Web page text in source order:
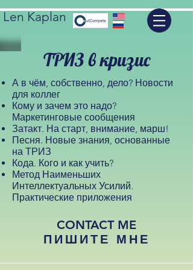
Len Kaplan
ТРИЗ в кризис
А в чём, собственно, дело? Новости
для коллег
Кому и зачем это надо?
Маркетинговые сообщения
Затакт. На старт, внимание, марш!
Песня. Новые знания, основанные
на ТРИЗ
Кода. Кого и как учить?
Метод Наименьших
Интеллектуальных Усилий.
Практические приложения
CONTACT ME
ПИШИТЕ МНЕ